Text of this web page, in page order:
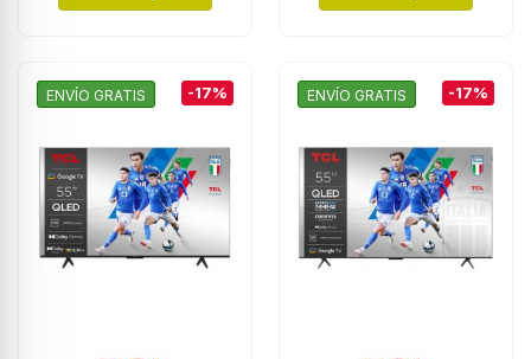
ENVÍO GRATIS -17% ENVÍO GRATIS -17%